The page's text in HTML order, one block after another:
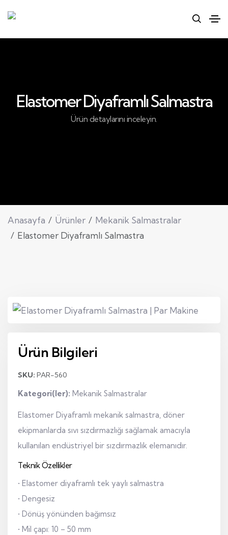
Elastomer Diyaframlı Salmastra
Ürün detaylarını inceleyin.
Anasayfa Ürünler
Mekanik Salmastralar
Elastomer Diyaframlı Salmastra
Ürün Bilgileri
SKU: PAR-560
Kategori(ler): Mekanik Salmastralar
Elastomer Diyaframlı mekanik salmastra, döner
ekipmanlarda sıvı sızdırmazlığı sağlamak amacıyla
kullanılan endüstriyel bir sızdırmazlık elemanıdır.
Teknik Özellikler
• Elastomer diyaframlı tek yaylı salmastra
• Dengesiz
• Dönüş yönünden bağımsız
• Mil çapı: 10 – 50 mm